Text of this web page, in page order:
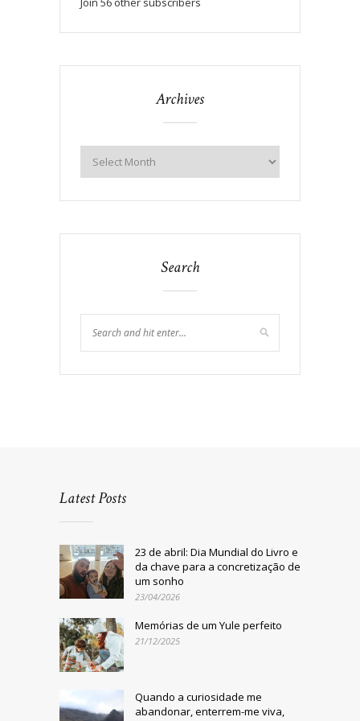
Archives
Search
Latest Posts
23 de abril: Dia Mundial do Livro e
da chave para a concretização de
um sonho
23/04/2026
Memórias de um Yule perfeito
21/12/2025
Quando a curiosidade me
abandonar, enterrem-me viva,